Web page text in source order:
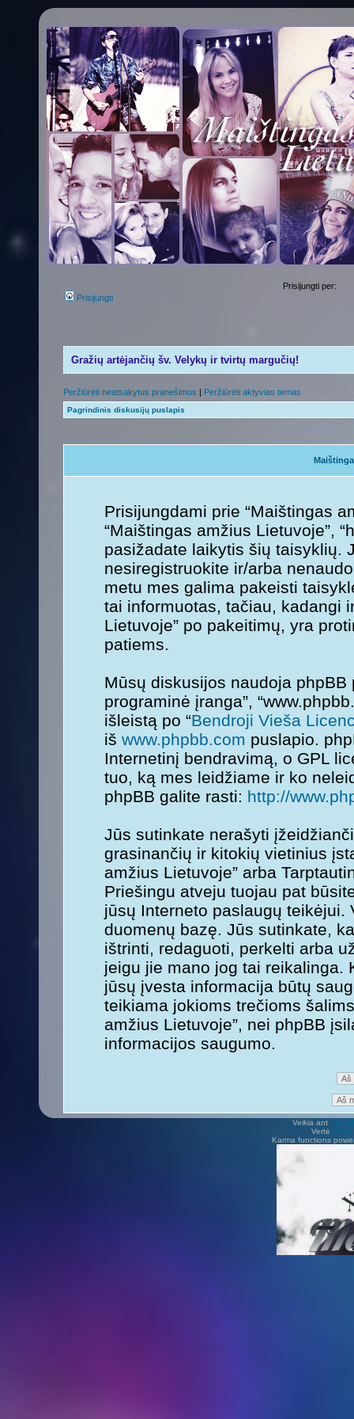
Prisijungti
Prisijungti per:
Gražių artėjančių šv. Velykų ir tvirtų margučių!
Peržiūrėti neatsakytus pranešimus | Peržiūrėti aktyvias temas
Pagrindinis diskusijų puslapis
Prisijungdami prie “Maištingas
“Maištingas amžius Lietuvoje”,
pasižadate laikytis šių taisyklių.
nesiregistruokite ir/arba
metu mes galima pakeisti
tai informuotas, tačiau, kadangi
Lietuvoje” po pakeitimų, yra
patiems.
Mūsų diskusijos naudoja phpBB
programinė įranga”,
išleistą po “Bendroji Vieša
iš www.phpbb.com puslapio.
Internetinį bendravimą, o GPL
tuo, ką mes leidžiame ir ko
phpBB galite rasti: http://
Jūs sutinkate nerašyti
grasinančių ir kitokių vietinius
amžius Lietuvoje” arba
Priešingu atveju tuojau pat
jūsų Interneto paslaugų
duomenų bazę. Jūs sutinkate,
ištrinti, redaguoti, perkelti arba
jeigu jie mano jog tai reikalinga.
jūsų įvesta informacija būtų
teikiama jokioms trečioms
amžius Lietuvoje”, nei phpBB
informacijos saugumo.
Veikia ant
Vertė Vilius
Karma functions